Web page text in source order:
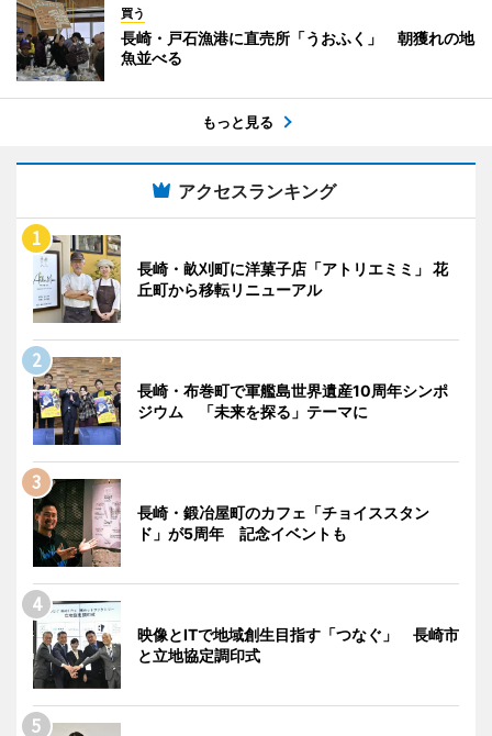
買う
長崎・戸石漁港に直売所「うおふく」 朝獲れの地
魚並べる
もっと見る
アクセスランキング
長崎・畝刈町に洋菓子店「アトリエミミ」 花
丘町から移転リニューアル
長崎・布巻町で軍艦島世界遺産10周年シンポ
ジウム 「未来を探る」テーマに
長崎・鍛冶屋町のカフェ「チョイススタン
ド」が5周年 記念イベントも
映像とITで地域創生目指す「つなぐ」 長崎市
と立地協定調印式